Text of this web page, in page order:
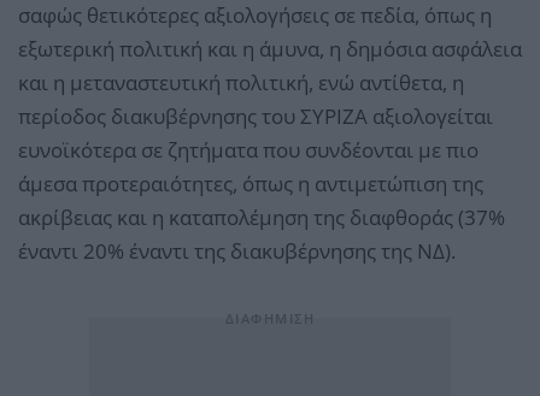
σαφώς θετικότερες αξιολογήσεις σε πεδία, όπως η
εξωτερική πολιτική και η άμυνα, η δημόσια ασφάλεια
και η μεταναστευτική πολιτική, ενώ αντίθετα, η
περίοδος διακυβέρνησης του ΣΥΡΙΖΑ αξιολογείται
ευνοϊκότερα σε ζητήματα που συνδέονται με πιο
άμεσα προτεραιότητες, όπως η αντιμετώπιση της
ακρίβειας και η καταπολέμηση της διαφθοράς (37%
έναντι 20% έναντι της διακυβέρνησης της ΝΔ).